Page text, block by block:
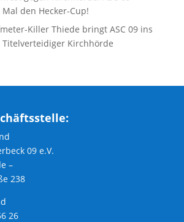
den Hecker-Cup!
Killer Thiede bringt ASC 09 ins
Titelverteidiger Kirchhörde
09 e.V.
–
238
26